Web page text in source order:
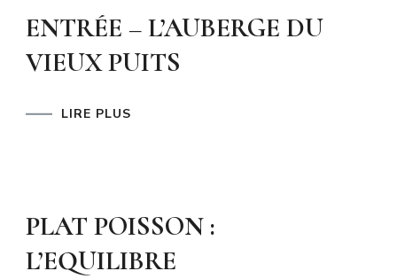
ENTRÉE – L’AUBERGE DU
VIEUX PUITS
LIRE PLUS
PLAT POISSON :
L’EQUILIBRE